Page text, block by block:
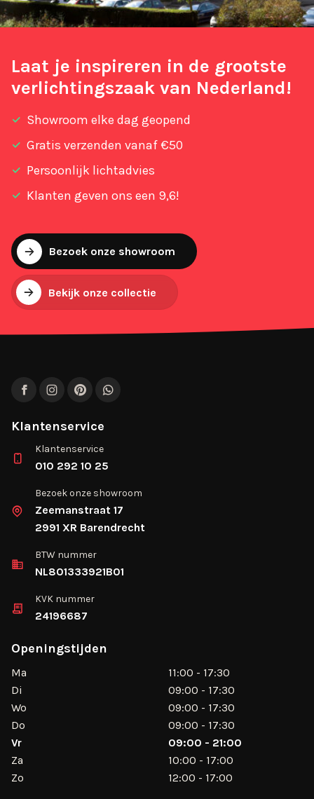
Laat je inspireren in de grootste
verlichtingszaak van Nederland!
Showroom elke dag geopend
Gratis verzenden vanaf €50
Persoonlijk lichtadvies
Klanten geven ons een 9,6!
Bezoek onze showroom
Bekijk onze collectie
FacebookInstagram
PinterestWhatsApp
Klantenservice
Klantenservice
010 292 10 25
Bezoek onze showroom
Zeemanstraat 17
2991 XR Barendrecht
BTW nummer
NL801333921B01
KVK nummer
24196687
Openingstijden
Ma
11:00 - 17:30
Di
09:00 - 17:30
Wo
09:00 - 17:30
Do
09:00 - 17:30
Vr
09:00 - 21:00
Za
10:00 - 17:00
Zo
12:00 - 17:00